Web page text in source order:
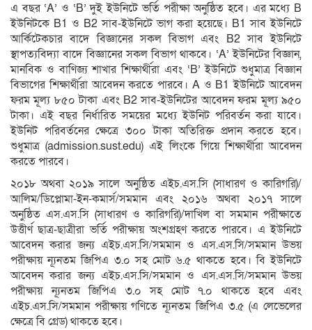
এ বছর ‘A’ ও ‘B’ দুই ইউনিটে ভর্তি পরীক্ষা অনুষ্ঠিত হবে। এর মধ্যে B
ইউনিটকে B1 ও B2 সাব-ইউনিটে ভাগ করা হয়েছে। B1 সাব ইউনিটে
আর্কিটেকচার বাদে বিজ্ঞানের সকল বিভাগ এবং B2 সাব ইউনিটে
স্থাপত্যবিদ্যা বাদে বিজ্ঞানের সকল বিভাগ থাকবে। ‘A’ ইউনিটের বিজ্ঞান,
মানবিক ও বাণিজ্য শাখার শিক্ষার্থীরা এবং ‘B’ ইউনিটে শুধুমাত্র বিজ্ঞান
বিভাগের শিক্ষার্থীরা আবেদন করতে পারবে। A ও B1 ইউনিটে আবেদন
ফরম মূল্য ৮৫০ টাকা এবং B2 সাব-ইউনিটের আবেদন ফরম মূল্য ৯৫০
টাকা। এই বছর নির্ধারিত সময়ের মধ্যে ইউনিট পরিবর্তন করা যাবে।
ইউনিট পরিবর্তনের ক্ষেত্রে ৩০০ টাকা অতিরিক্ত প্রদান করতে হবে।
শুধুমাত্র (admission.sust.edu) এই লিংকে গিয়ে শিক্ষার্থীরা আবেদন
করতে পারবে।
২০১৮ অথবা ২০১৯ সালে অনুষ্ঠিত এইচ.এস.সি (সাধারণ ও কারিগরি)/
আলিম/ডিপ্লোমা-ইন-কমার্স/সমমান এবং ২০১৬ অথবা ২০১৭ সালে
অনুষ্ঠিত এস.এস.সি (সাধারণ ও কারিগরি)/দাখিল বা সমমান পরীক্ষাতে
উত্তীর্ণ ছাত্র-ছাত্রীরা ভর্তি পরীক্ষায় অংশগ্রহণ করতে পারবে। এ ইউনিটে
আবেদন করার জন্য এইচ.এস.সি/সমমান ও এস.এস.সি/সমমান উভয়
পরীক্ষায় ন্যূনতম জিপিএ ৩.০ সহ মোট ৬.৫ থাকতে হবে। বি ইউনিটে
আবেদন করার জন্য এইচ.এস.সি/সমমান ও এস.এস.সি/সমমান উভয়
পরীক্ষায় ন্যূনতম জিপিএ ৩.০ সহ মোট ৭.০ থাকতে হবে এবং
এইচ.এস.সি/সমমান পরীক্ষায় গণিতে ন্যূনতম জিপিএ ৩.৫ (এ লেভেলের
ক্ষেত্রে বি গ্রেড) থাকতে হবে।